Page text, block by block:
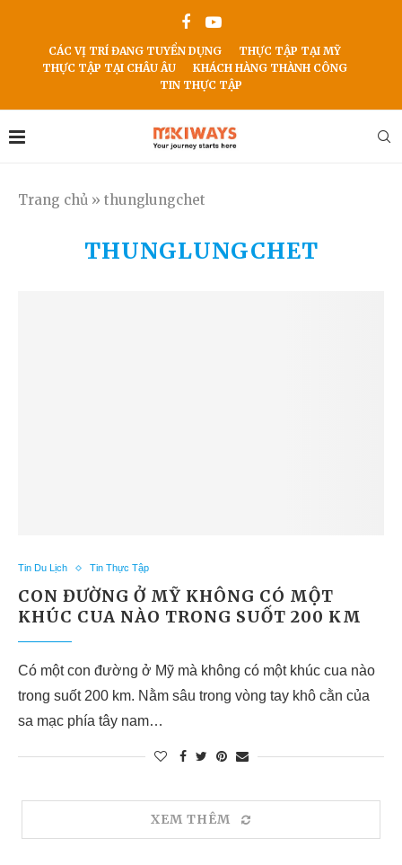
CÁC VỊ TRÍ ĐANG TUYỂN DỤNG
THỰC TẬP TẠI MỸ
THỰC TẬP TẠI CHÂU ÂU
KHÁCH HÀNG THÀNH CÔNG
TIN THỰC TẬP
Trang chủ » thunglungchet
THUNGLUNGCHET
Tin Du Lịch Tin Thực Tập
CON ĐƯỜNG Ở MỸ KHÔNG CÓ MỘT
KHÚC CUA NÀO TRONG SUỐT 200 KM
Có một con đường ở Mỹ mà không có một khúc cua nào
trong suốt 200 km. Nằm sâu trong vòng tay khô cằn của
sa mạc phía tây nam…
XEM THÊM